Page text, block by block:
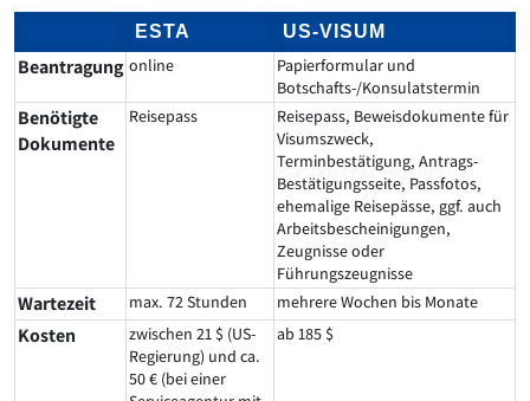
ESTA US-VISUM
Beantragung online
Papierformular und
Botschafts-/Konsulatstermin
Benötigte
Dokumente
Reisepass
Reisepass, Beweisdokumente für
Visumszweck,
Terminbestätigung, Antrags-
Bestätigungsseite, Passfotos,
ehemalige Reisepässe, ggf. auch
Arbeitsbescheinigungen,
Zeugnisse oder
Führungszeugnisse
Wartezeit max. 72 Stunden mehrere Wochen bis Monate
Kosten
zwischen 21 $ (US-
Regierung) und ca.
50 € (bei einer
ab 185 $